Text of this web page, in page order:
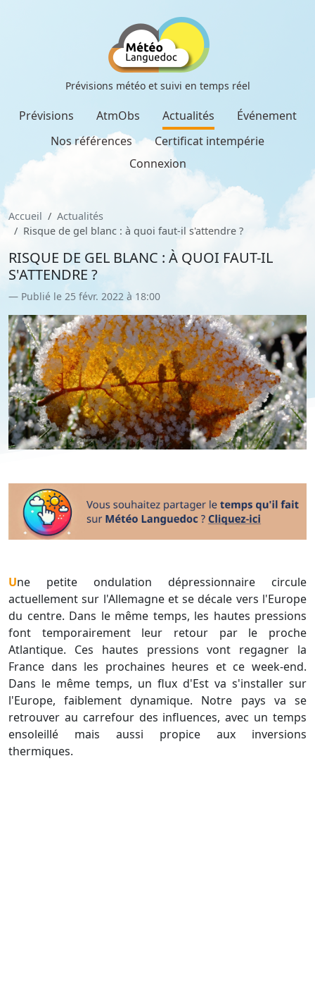
Prévisions météo et suivi en temps réel
Prévisions AtmObs Actualités
Événement
Nos références
Certificat intempérie
Connexion
Accueil
Actualités
Risque de gel blanc : à quoi faut-il s'attendre ?
RISQUE DE GEL BLANC : À QUOI FAUT-IL
S'ATTENDRE ?
Publié le 25 févr. 2022 à 18:00
Une petite ondulation dépressionnaire circule
actuellement sur l'Allemagne et se décale vers l'Europe
du centre. Dans le même temps, les hautes pressions
font temporairement leur retour par le proche
Atlantique. Ces hautes pressions vont regagner la
France dans les prochaines heures et ce week-end.
Dans le même temps, un flux d'Est va s'installer sur
l'Europe, faiblement dynamique. Notre pays va se
retrouver au carrefour des influences, avec un temps
ensoleillé mais aussi propice aux inversions
thermiques.